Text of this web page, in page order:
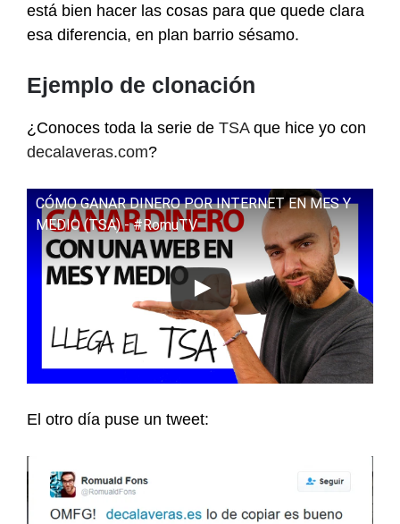
está bien hacer las cosas para que quede clara
esa diferencia, en plan barrio sésamo.
Ejemplo de clonación
¿Conoces toda la serie de TSAque hice yo con
decalaveras.com?
CÓMO GANAR DINERO POR INTERNET EN MES Y
MEDIO (TSA) - #RomuTV
El otro día puse un tweet: